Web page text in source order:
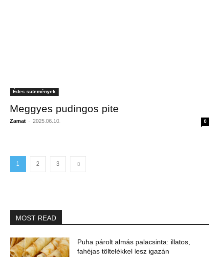
Édes sütemények
Meggyes pudingos pite
Zamat - 2025.06.10. 0
1 2 3
MOST READ
Puha párolt almás palacsinta: illatos,
fahéjas töltelékkel lesz igazán